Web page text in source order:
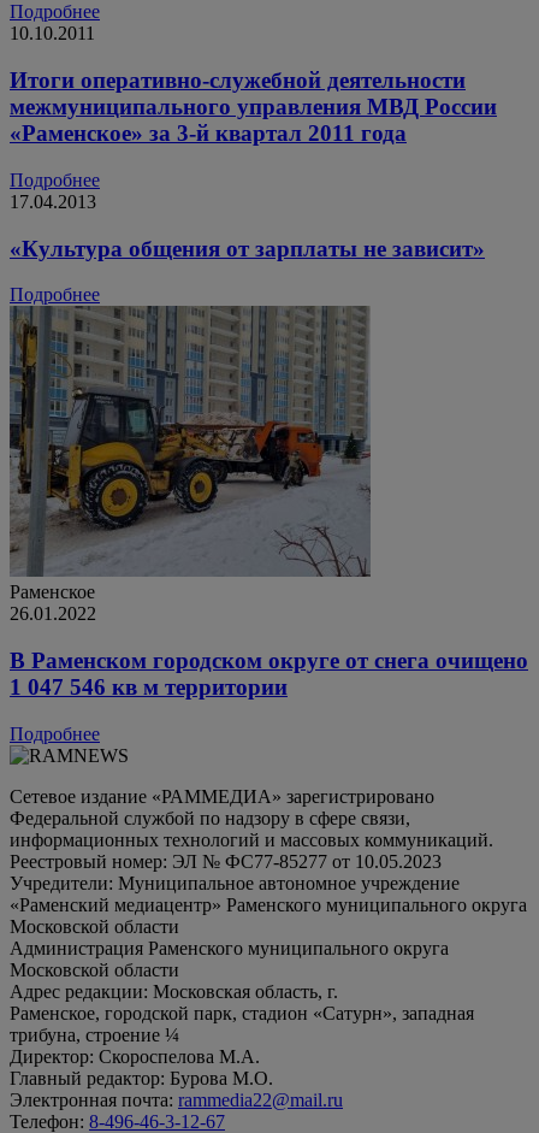
Подробнее
10.10.2011
Итоги оперативно-служебной деятельности
межмуниципального управления МВД России
«Раменское» за 3-й квартал 2011 года
Подробнее
17.04.2013
«Культура общения от зарплаты не зависит»
Подробнее
Раменское
26.01.2022
В Раменском городском округе от снега очищено
1 047 546 кв м территории
Подробнее
Сетевое издание «РАММЕДИА» зарегистрировано
Федеральной службой по надзору в сфере связи,
информационных технологий и массовых коммуникаций.
Реестровый номер: ЭЛ № ФС77-85277 от 10.05.2023
Учредители: Муниципальное автономное учреждение
«Раменский медиацентр» Раменского муниципального округа
Московской области
Администрация Раменского муниципального округа
Московской области
Адрес редакции: Московская область, г.
Раменское, городской парк, стадион «Сатурн», западная
трибуна, строение ¼
Директор: Скороспелова М.А.
Главный редактор: Бурова М.О.
Электронная почта: rammedia22@mail.ru
Телефон: 8-496-46-3-12-67